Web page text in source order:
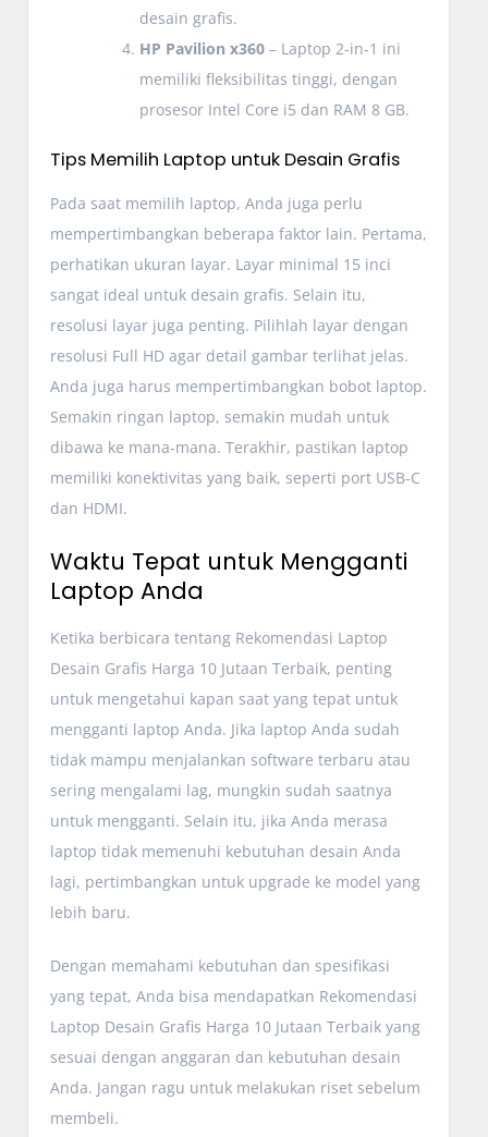
desain grafis.
HP Pavilion x360– Laptop 2-in-1 ini
memiliki fleksibilitas tinggi, dengan
prosesor Intel Core i5 dan RAM 8 GB.
Tips Memilih Laptop untuk Desain Grafis
Pada saat memilih laptop, Anda juga perlu
mempertimbangkan beberapa faktor lain. Pertama,
perhatikan ukuran layar. Layar minimal 15 inci
sangat ideal untuk desain grafis. Selain itu,
resolusi layar juga penting. Pilihlah layar dengan
resolusi Full HD agar detail gambar terlihat jelas.
Anda juga harus mempertimbangkan bobot laptop.
Semakin ringan laptop, semakin mudah untuk
dibawa ke mana-mana. Terakhir, pastikan laptop
memiliki konektivitas yang baik, seperti port USB-C
dan HDMI.
Waktu Tepat untuk Mengganti
Laptop Anda
Ketika berbicara tentang Rekomendasi Laptop
Desain Grafis Harga 10 Jutaan Terbaik, penting
untuk mengetahui kapan saat yang tepat untuk
mengganti laptop Anda. Jika laptop Anda sudah
tidak mampu menjalankan software terbaru atau
sering mengalami lag, mungkin sudah saatnya
untuk mengganti. Selain itu, jika Anda merasa
laptop tidak memenuhi kebutuhan desain Anda
lagi, pertimbangkan untuk upgrade ke model yang
lebih baru.
Dengan memahami kebutuhan dan spesifikasi
yang tepat, Anda bisa mendapatkan Rekomendasi
Laptop Desain Grafis Harga 10 Jutaan Terbaik yang
sesuai dengan anggaran dan kebutuhan desain
Anda. Jangan ragu untuk melakukan riset sebelum
membeli.